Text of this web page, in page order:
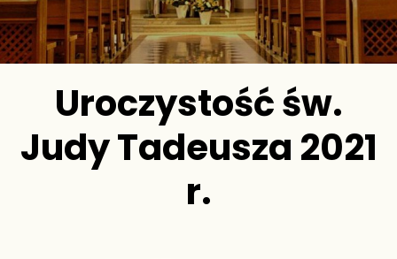
Uroczystość św.
Judy Tadeusza 2021
r.